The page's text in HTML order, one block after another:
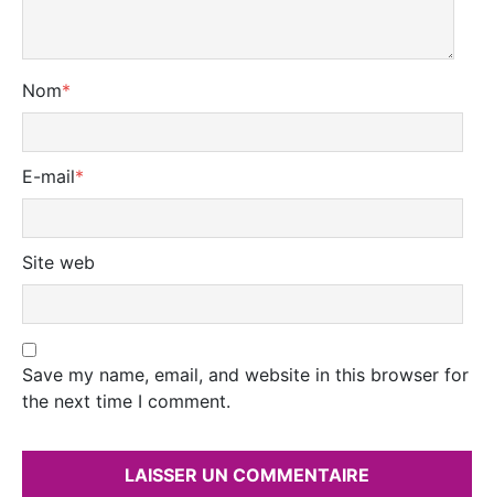
Nom*
E-mail*
Site web
Save my name, email, and website in this browser for
the next time I comment.